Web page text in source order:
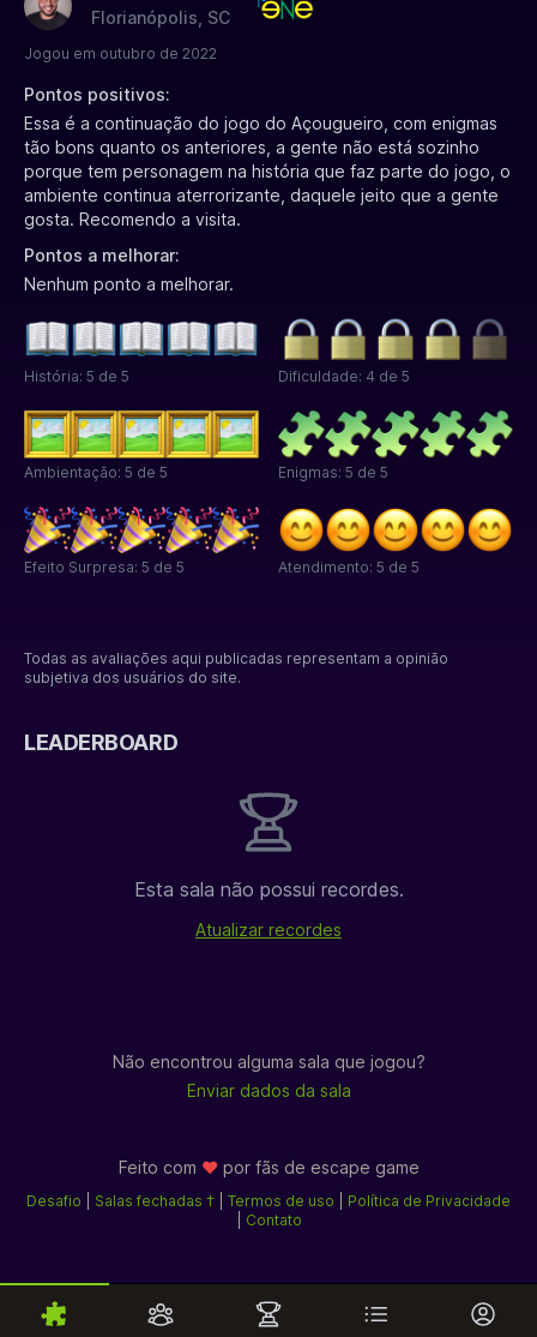
Florianópolis, SC
Jogou em outubro de 2022
Pontos positivos:
Essa é a continuação do jogo do Açougueiro, com enigmas
tão bons quanto os anteriores, a gente não está sozinho
porque tem personagem na história que faz parte do jogo, o
ambiente continua aterrorizante, daquele jeito que a gente
gosta. Recomendo a visita.
Pontos a melhorar:
Nenhum ponto a melhorar.
História: 5 de 5 Dificuldade: 4 de 5
Ambientação: 5 de 5 Enigmas: 5 de 5
Efeito Surpresa: 5 de 5 Atendimento: 5 de 5
Todas as avaliações aqui publicadas representam a opinião
subjetiva dos usuários do site.
LEADERBOARD
Esta sala não possui recordes.
Atualizar recordes
Não encontrou alguma sala que jogou?
Enviar dados da sala
Feito com ♥por fãs de escape game
Desafio Salas fechadas † Termos de uso
Política de Privacidade
Contato